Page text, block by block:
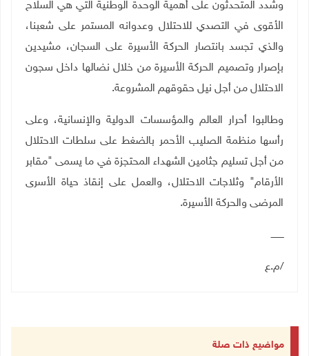
وشدد المتحدثون على أهمية الوحدة الوطنية التي هي السلاح
الأقوى في التصدي للاحتلال وعدوانه المستمر على شعبنا،
والذي تجسد بانتصار الحركة الأسيرة على السجان، مشيدين
بإصرار وتصميم الحركة الأسيرة من خلال نضالها داخل سجون
الاحتلال من أجل نيل حقوقهم المشروعة.
وطالبوا أحرار العالم والمؤسسات الدولية والإنسانية، وعلى
رأسها منظمة الصليب الأحمر بالضغط على سلطات الاحتلال
من أجل تسليم جثامين الشهداء المحتجزة في ما يسمى "مقابر
الأرقام" وثلاجات الاحتلال، والعمل على إنقاذ حياة الأسرى
المرضى والحركة الأسيرة.
ـــــــــ
/م.ع
مواضيع ذات صلة